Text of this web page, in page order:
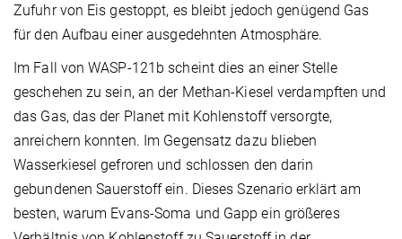
Zufuhr von Eis gestoppt, es bleibt jedoch genügend Gas
für den Aufbau einer ausgedehnten Atmosphäre.
Im Fall von WASP-121b scheint dies an einer Stelle
geschehen zu sein, an der Methan-Kiesel verdampften und
das Gas, das der Planet mit Kohlenstoff versorgte,
anreichern konnten. Im Gegensatz dazu blieben
Wasserkiesel gefroren und schlossen den darin
gebundenen Sauerstoff ein. Dieses Szenario erklärt am
besten, warum Evans-Soma und Gapp ein größeres